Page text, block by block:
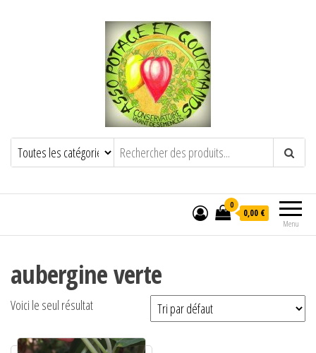
POTAGE ET GOURMANDSSemence paysanne naturelle
——————————————-
Menu
0
0,00 €
aubergine verte
Voici le seul résultat